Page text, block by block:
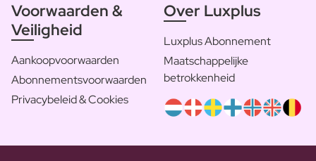
Voorwaarden &
Veiligheid
Aankoopvoorwaarden
Abonnementsvoorwaarden
Privacybeleid & Cookies
Over Luxplus
Luxplus Abonnement
Maatschappelijke
betrokkenheid